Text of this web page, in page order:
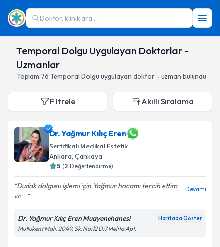
Doktor, klinik ara...
Temporal Dolgu Uygulayan Doktorlar -
Uzmanlar
Toplam 76 Temporal Dolgu uygulayan doktor - uzman bulundu.
Filtrele Akıllı Sıralama
Dr. Yağmur Kılıç Eren
Sertifikalı Medikal Estetik
Ankara, Çankaya
5 (2 Değerlendirme)
Dudak dolgusu işlemi için Yağmur hocamı tercih ettim
ve...
Devamı
Dr. Yağmur Kılıç Eren Muayenehanesi Haritada Göster
Mutlukent Mah. 2049. Sk. No:12 D:7 Melita Apt.